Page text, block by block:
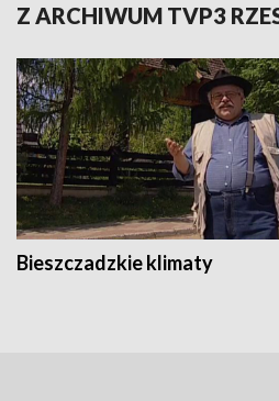
Z ARCHIWUM TVP3
Bieszczadzkie klimaty